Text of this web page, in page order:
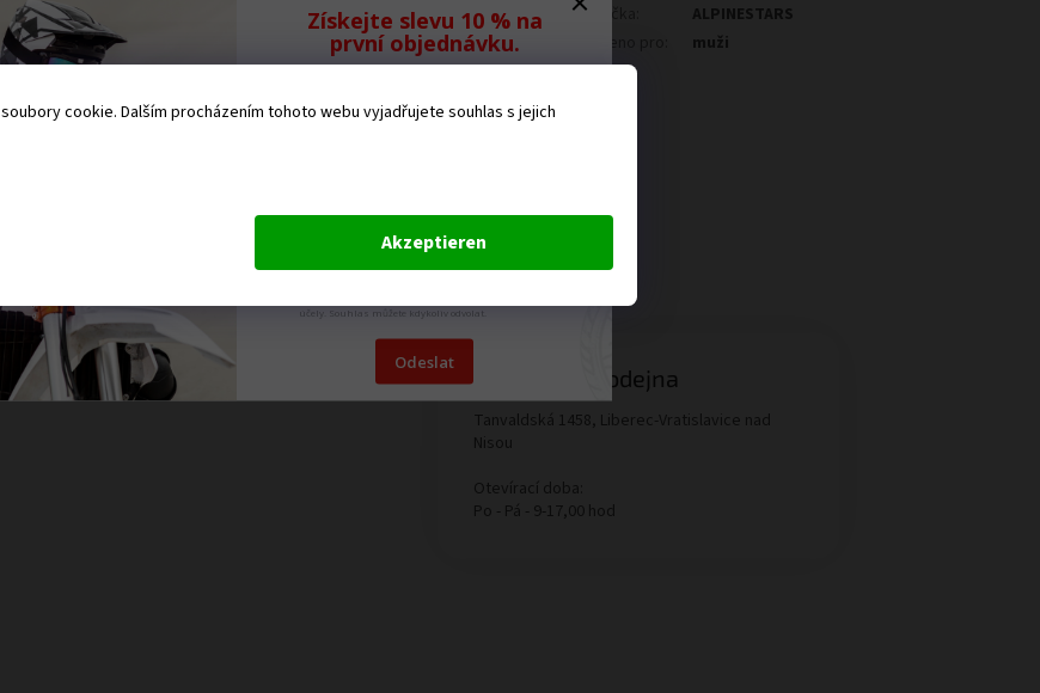
cookie. Dalším procházením tohoto webu vyjadřujete souhlas s jejich
Akzeptieren
Značka
ALPINESTARS
muži
Kamenná prodejna
Tanvaldská 1458, Liberec-Vratislavice nad
Nisou
Otevírací doba:
Po - Pá - 9-17,00 hod
Získejte slevu 10 % na
první objednávku.
našeho newsletteru, ať
Odesláním formuláře dáváte souhlas se
účely. Souhlas můžete kdykoliv odvolat.
Odeslat